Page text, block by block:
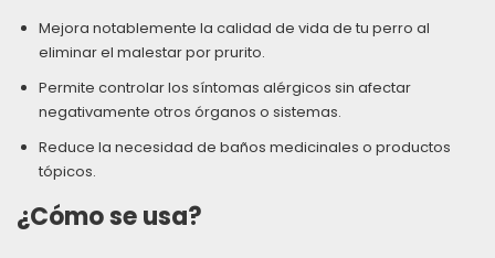
Mejora notablemente la calidad de vida de tu perro al
eliminar el malestar por prurito.
Permite controlar los síntomas alérgicos sin afectar
negativamente otros órganos o sistemas.
Reduce la necesidad de baños medicinales o productos
tópicos.
¿Cómo se usa?